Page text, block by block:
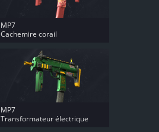
MP7
Cachemire corail
MP7
Transformateur électrique